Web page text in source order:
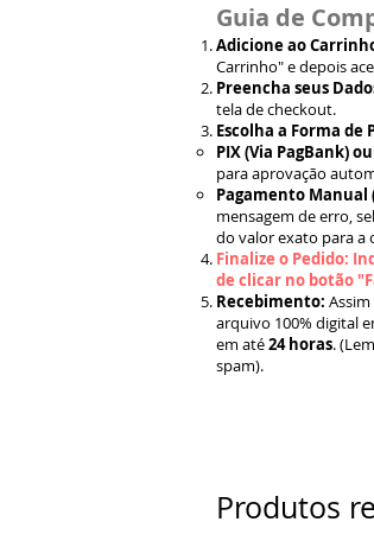
Guia de
Adicione ao
Carrinho" e depois
Preencha seus
tela de checkout.
Escolha a Forma de
PIX (Via PagBank)
para aprovação
Pagamento Manual
mensagem de erro,
do valor exato para a
Finalize o Pedido:
de clicar no botão
Recebimento:
arquivo 100% digital
em até24 horas.
spam).
Produtos